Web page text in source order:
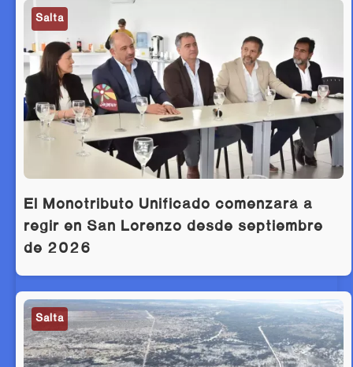
Salta
El Monotributo Unificado comenzará a
regir en San Lorenzo desde septiembre
de 2026
Salta